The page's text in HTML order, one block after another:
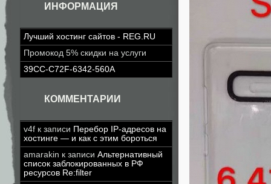
ИНФОРМАЦИЯ
Лучший хостинг сайтов - REG.RU
Промокод 5% скидки на услуги
39CC-C72F-6342-560A
КОММЕНТАРИИ
v4f к записи Перебор IP-адресов на
хостинге — и как с этим бороться
amarakin к записи Альтернативный
список заблокированных в РФ
ресурсов Re:filter